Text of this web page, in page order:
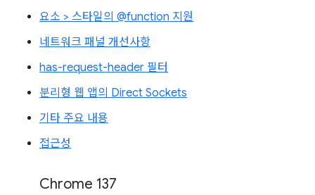
요소 > 스타일의 @function 지원
네트워크 패널 개선사항
has-request-header 필터
분리형 웹 앱의 Direct Sockets
기타 주요 내용
접근성
Chrome 137